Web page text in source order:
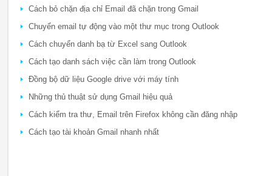
Cách bỏ chặn địa chỉ Email đã chặn trong Gmail
Chuyển email tự động vào một thư mục trong Outlook
Cách chuyển danh bạ từ Excel sang Outlook
Cách tạo danh sách việc cần làm trong Outlook
Đồng bộ dữ liệu Google drive với máy tính
Những thủ thuật sử dụng Gmail hiệu quả
Cách kiểm tra thư, Email trên Firefox không cần đăng nhập
Cách tạo tài khoản Gmail nhanh nhất